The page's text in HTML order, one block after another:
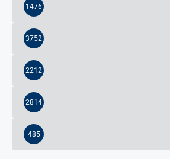
1476
3752
2212
2814
485